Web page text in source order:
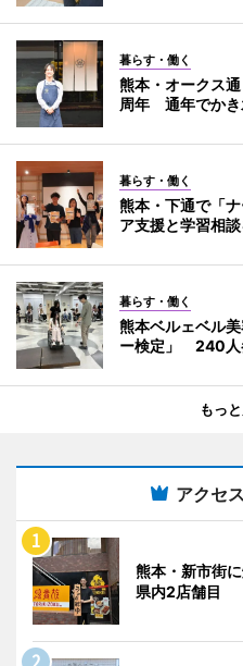
暮らす・働く
熊本・オークス
周年 通年でかき
暮らす・働く
熊本・下通で「
ア支援と学習相
暮らす・働く
熊本ベルェベル
ー検定」 240人
もっ
アクセ
熊本・新市街
県内2店舗目